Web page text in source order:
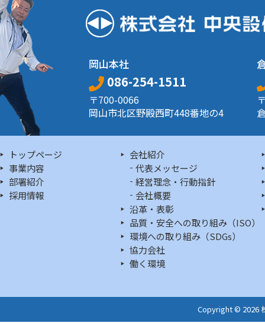
岡山本社
086-254-1511
〒700-0066
岡山市北区野殿西町448番地の4
トップページ
事業内容
部署紹介
採用情報
会社紹介
代表メッセージ
経営理念・行動指針
会社概要
沿革・表彰
品質・安全への取り組み（ISO）
環境への取り組み（SDGs）
協力会社
働く環境
Copyright © 2026